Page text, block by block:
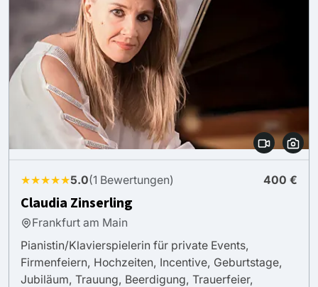
★★★★★5.0(1 Bewertungen) 400 €
Claudia Zinserling
Frankfurt am Main
Pianistin/Klavierspielerin für private Events,
Firmenfeiern, Hochzeiten, Incentive, Geburtstage,
Jubiläum, Trauung, Beerdigung, Trauerfeier,